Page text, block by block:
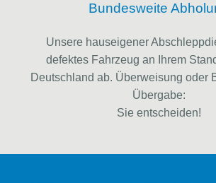
Bundesweite
Unsere hauseigener
defektes Fahrzeug an Ihrem
Deutschland ab. Überweisung oder
Übergabe:
Sie entscheiden!